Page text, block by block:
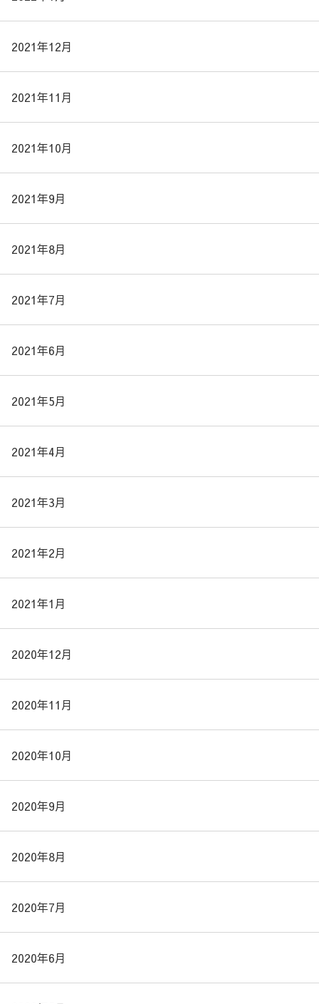
2021年12月
2021年11月
2021年10月
2021年9月
2021年8月
2021年7月
2021年6月
2021年5月
2021年4月
2021年3月
2021年2月
2021年1月
2020年12月
2020年11月
2020年10月
2020年9月
2020年8月
2020年7月
2020年6月